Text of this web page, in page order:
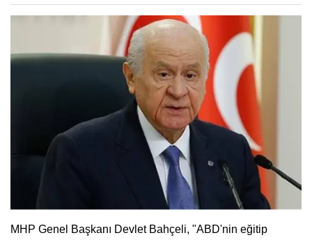
MHP Genel Başkanı Devlet Bahçeli, "ABD'nin eğitip